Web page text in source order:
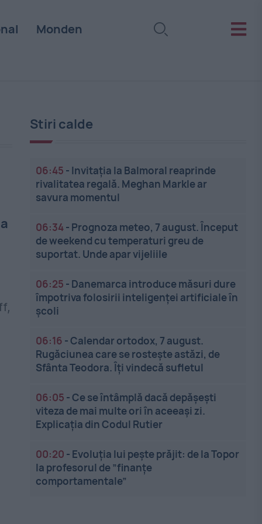
Monden
Stiri calde
06:45 - Invitația la Balmoral reaprinde
rivalitatea regală. Meghan Markle ar
savura momentul
06:34- Prognoza meteo, 7 august. Început
de weekend cu temperaturi greu de
suportat. Unde apar vijeliile
06:25 - Danemarca introduce măsuri dure
împotriva folosirii inteligenței artificiale în
școli
06:16 -Calendar ortodox, 7 august.
Rugăciunea care se rostește astăzi, de
Sfânta Teodora. Îți vindecă sufletul
06:05 -Ce se întâmplă dacă depășești
viteza de mai multe ori în aceeași zi.
Explicația din Codul Rutier
00:20 - Evoluția lui pește prăjit: de la Topor
la profesorul de ”finanțe
comportamentale”